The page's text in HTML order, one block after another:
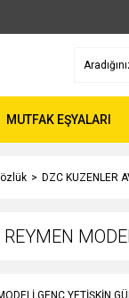
MUTFAK EŞYALARI
DZC KUZENLER